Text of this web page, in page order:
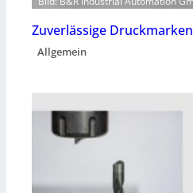
Zuverlässige
Allgemein